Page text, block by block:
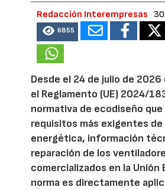
Redacción Interempresas
6855
Desde el 24 de julio de
el Reglamento (UE) 2024/
normativa de ecodiseño
requisitos más exigentes
energética, información
reparación de los
comercializados en la Unión
norma es directamente